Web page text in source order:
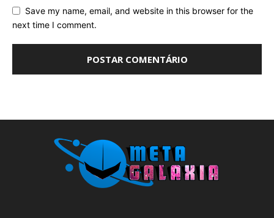
Save my name, email, and website in this browser for the
next time I comment.